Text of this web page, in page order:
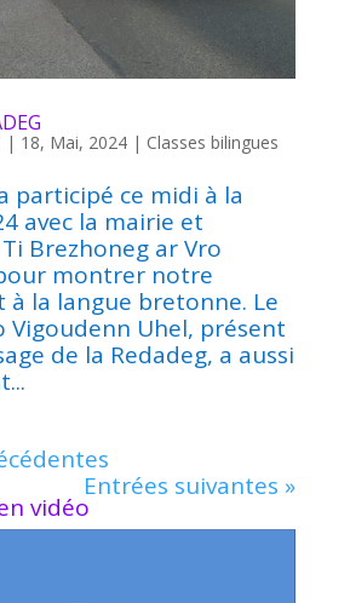
| 18, Mai, 2024| Classes bilingues
participé ce midi à la
avec la mairie et
Brezhoneg ar Vro
montrer notre
la langue bretonne. Le
Vigoudenn Uhel, présent
de la Redadeg, a aussi
Entrées suivantes »
vidéo